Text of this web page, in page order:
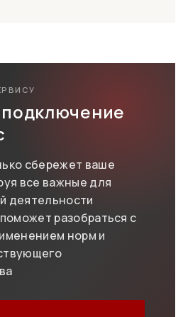
сбережет ваше
все важные для
деятельности
разобраться с
норм и